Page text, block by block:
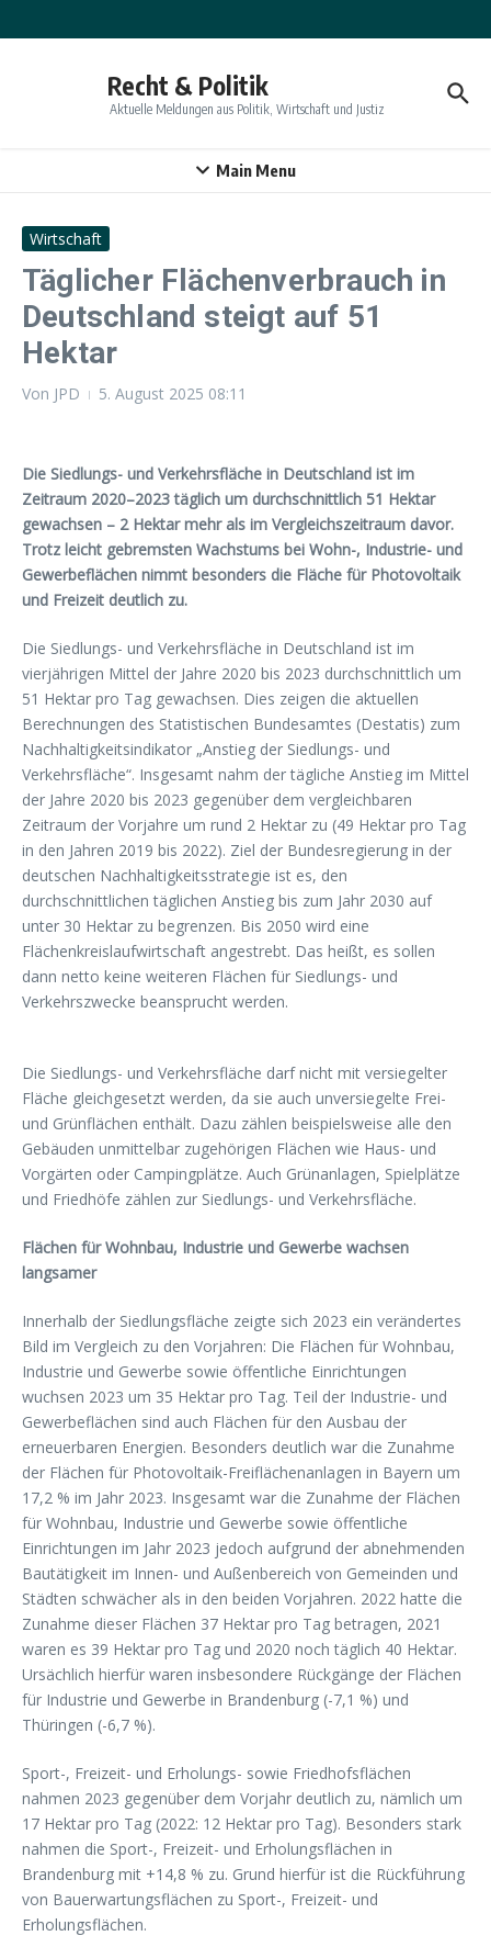
Recht & Politik
Aktuelle Meldungen aus Politik, Wirtschaft und Justiz
Main Menu
Wirtschaft
Täglicher Flächenverbrauch in
Deutschland steigt auf 51
Hektar
Von JPD 5. August 2025 08:11
Die Siedlungs- und Verkehrsfläche in Deutschland ist im
Zeitraum 2020–2023 täglich um durchschnittlich 51 Hektar
gewachsen – 2 Hektar mehr als im Vergleichszeitraum davor.
Trotz leicht gebremsten Wachstums bei Wohn-, Industrie- und
Gewerbeflächen nimmt besonders die Fläche für Photovoltaik
und Freizeit deutlich zu.
Die Siedlungs- und Verkehrsfläche in Deutschland ist im
vierjährigen Mittel der Jahre 2020 bis 2023 durchschnittlich um
51 Hektar pro Tag gewachsen. Dies zeigen die aktuellen
Berechnungen des Statistischen Bundesamtes (Destatis) zum
Nachhaltigkeitsindikator „Anstieg der Siedlungs- und
Verkehrsfläche“. Insgesamt nahm der tägliche Anstieg im Mittel
der Jahre 2020 bis 2023 gegenüber dem vergleichbaren
Zeitraum der Vorjahre um rund 2 Hektar zu (49 Hektar pro Tag
in den Jahren 2019 bis 2022). Ziel der Bundesregierung in der
deutschen Nachhaltigkeitsstrategie ist es, den
durchschnittlichen täglichen Anstieg bis zum Jahr 2030 auf
unter 30 Hektar zu begrenzen. Bis 2050 wird eine
Flächenkreislaufwirtschaft angestrebt. Das heißt, es sollen
dann netto keine weiteren Flächen für Siedlungs- und
Verkehrszwecke beansprucht werden.
Die Siedlungs- und Verkehrsfläche darf nicht mit versiegelter
Fläche gleichgesetzt werden, da sie auch unversiegelte Frei-
und Grünflächen enthält. Dazu zählen beispielsweise alle den
Gebäuden unmittelbar zugehörigen Flächen wie Haus- und
Vorgärten oder Campingplätze. Auch Grünanlagen, Spielplätze
und Friedhöfe zählen zur Siedlungs- und Verkehrsfläche.
Flächen für Wohnbau, Industrie und Gewerbe wachsen
langsamer
Innerhalb der Siedlungsfläche zeigte sich 2023 ein verändertes
Bild im Vergleich zu den Vorjahren: Die Flächen für Wohnbau,
Industrie und Gewerbe sowie öffentliche Einrichtungen
wuchsen 2023 um 35 Hektar pro Tag. Teil der Industrie- und
Gewerbeflächen sind auch Flächen für den Ausbau der
erneuerbaren Energien. Besonders deutlich war die Zunahme
der Flächen für Photovoltaik-Freiflächenanlagen in Bayern um
17,2 % im Jahr 2023. Insgesamt war die Zunahme der Flächen
für Wohnbau, Industrie und Gewerbe sowie öffentliche
Einrichtungen im Jahr 2023 jedoch aufgrund der abnehmenden
Bautätigkeit im Innen- und Außenbereich von Gemeinden und
Städten schwächer als in den beiden Vorjahren. 2022 hatte die
Zunahme dieser Flächen 37 Hektar pro Tag betragen, 2021
waren es 39 Hektar pro Tag und 2020 noch täglich 40 Hektar.
Ursächlich hierfür waren insbesondere Rückgänge der Flächen
für Industrie und Gewerbe in Brandenburg (-7,1 %) und
Thüringen (-6,7 %).
Sport-, Freizeit- und Erholungs- sowie Friedhofsflächen
nahmen 2023 gegenüber dem Vorjahr deutlich zu, nämlich um
17 Hektar pro Tag (2022: 12 Hektar pro Tag). Besonders stark
nahmen die Sport-, Freizeit- und Erholungsflächen in
Brandenburg mit +14,8 % zu. Grund hierfür ist die Rückführung
von Bauerwartungsflächen zu Sport-, Freizeit- und
Erholungsflächen.